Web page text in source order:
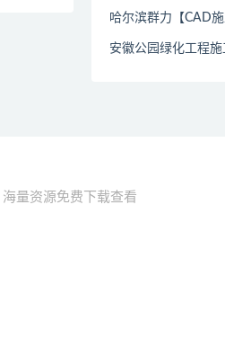
哈尔滨群力【CAD
安徽公园绿化工程施
量资源免费下载查看